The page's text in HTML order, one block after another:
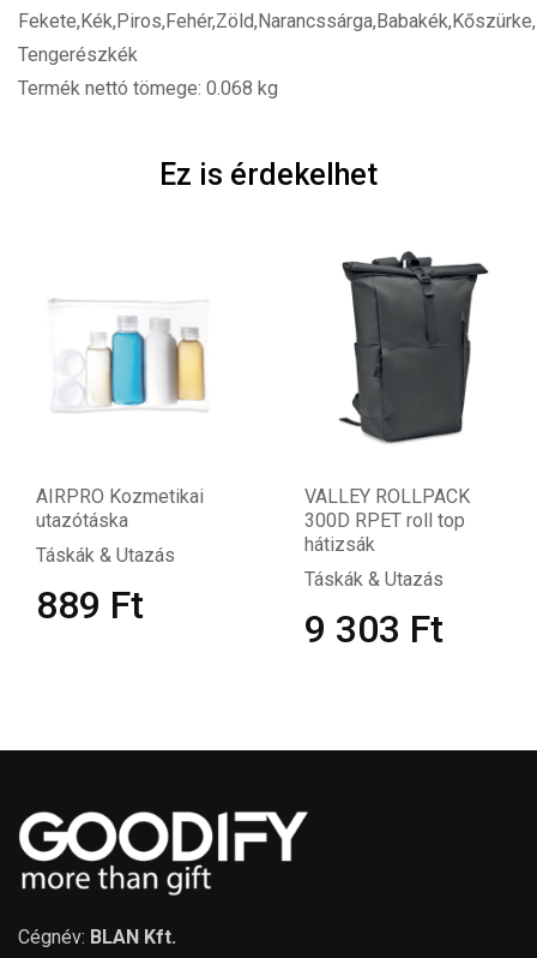
Tengerészkék
Termék nettó tömege: 0.068 kg
Ez is érdekelhet
AIRPRO Kozmetikai
utazótáska
Táskák & Utazás
889Ft
VALLEY ROLLPACK
300D RPET roll top
hátizsák
Táskák & Utazás
9 303Ft
Cégnév: BLAN Kft.